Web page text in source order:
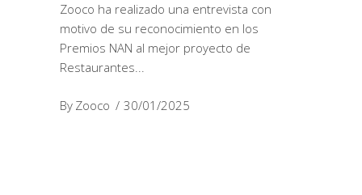
Zooco ha realizado una entrevista con
motivo de su reconocimiento en los
Premios NAN al mejor proyecto de
Restaurantes
By Zooco 30/01/2025